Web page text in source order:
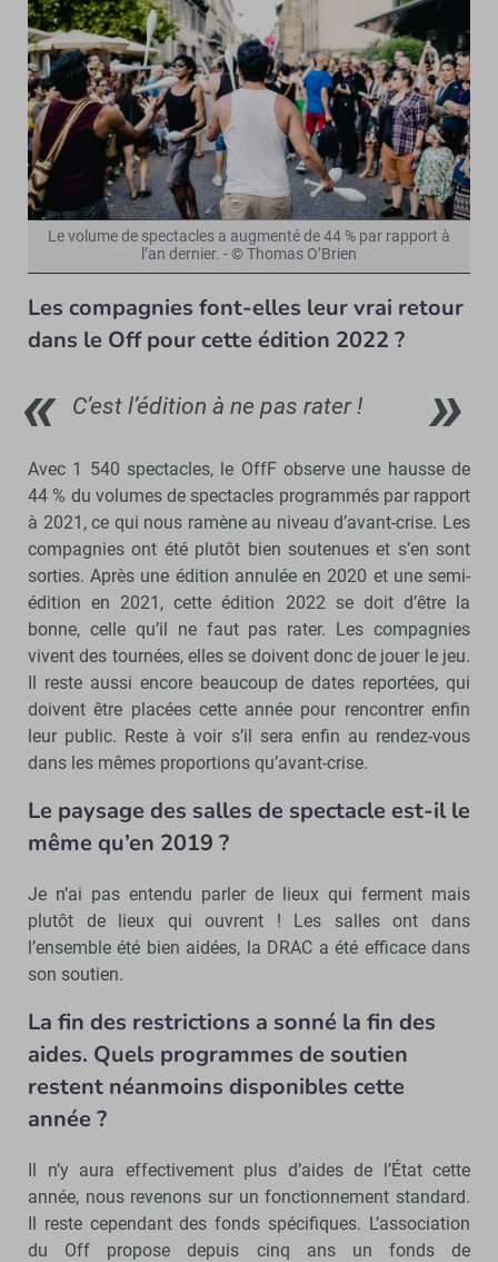
Le volume de spectacles a augmenté de 44 % par rapport à
l’an dernier. - © Thomas O’Brien
Les compagnies font-elles leur vrai retour
dans le Off pour cette édition 2022 ?
C’est l’édition à ne pas rater !
Avec 1 540 spectacles, le OffF observe une hausse de
44 % du volumes de spectacles programmés par rapport
à 2021, ce qui nous ramène au niveau d’avant-crise. Les
compagnies ont été plutôt bien soutenues et s’en sont
sorties. Après une édition annulée en 2020 et une semi-
édition en 2021, cette édition 2022 se doit d’être la
bonne, celle qu’il ne faut pas rater. Les compagnies
vivent des tournées, elles se doivent donc de jouer le jeu.
Il reste aussi encore beaucoup de dates reportées, qui
doivent être placées cette année pour rencontrer enfin
leur public. Reste à voir s’il sera enfin au rendez-vous
dans les mêmes proportions qu’avant-crise.
Le paysage des salles de spectacle est-il le
même qu’en 2019 ?
Je n’ai pas entendu parler de lieux qui ferment mais
plutôt de lieux qui ouvrent ! Les salles ont dans
l’ensemble été bien aidées, la DRAC a été efficace dans
son soutien.
La fin des restrictions a sonné la fin des
aides. Quels programmes de soutien
restent néanmoins disponibles cette
année ?
Il n’y aura effectivement plus d’aides de l’État cette
année, nous revenons sur un fonctionnement standard.
Il reste cependant des fonds spécifiques. L’association
du Off propose depuis cinq ans un fonds de